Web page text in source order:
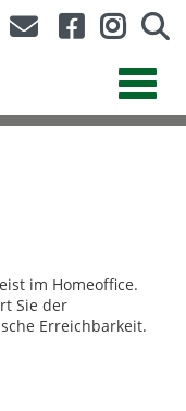
im Homeoffice.
Sie der
Erreichbarkeit.